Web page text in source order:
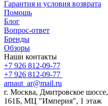
Гарантия и условия возврата
Помощь
Блог
Вопрос-ответ
Бренды
Обзоры
Наши контакты
+7 926 812-09-77
+7 926 812-09-77
arnaut_ar@mail.ru
г. Москва, Дмитровское шоссе,
161Б, МЦ "Империя", 1 этаж